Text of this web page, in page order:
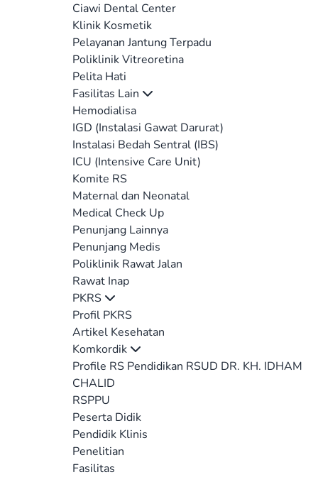
Ciawi Dental Center
Klinik Kosmetik
Pelayanan Jantung Terpadu
Poliklinik Vitreoretina
Pelita Hati
Fasilitas Lain
Hemodialisa
IGD (Instalasi Gawat Darurat)
Instalasi Bedah Sentral (IBS)
ICU (Intensive Care Unit)
Komite RS
Maternal dan Neonatal
Medical Check Up
Penunjang Lainnya
Penunjang Medis
Poliklinik Rawat Jalan
Rawat Inap
PKRS
Profil PKRS
Artikel Kesehatan
Komkordik
Profile RS Pendidikan RSUD DR. KH. IDHAM
CHALID
RSPPU
Peserta Didik
Pendidik Klinis
Penelitian
Fasilitas